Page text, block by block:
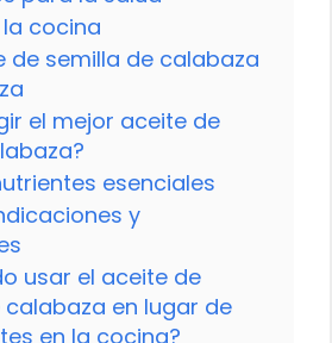
la cocina
de semilla de calabaza
el mejor aceite de
esenciales
y
usar el aceite de
calabaza en lugar de
en la cocina?